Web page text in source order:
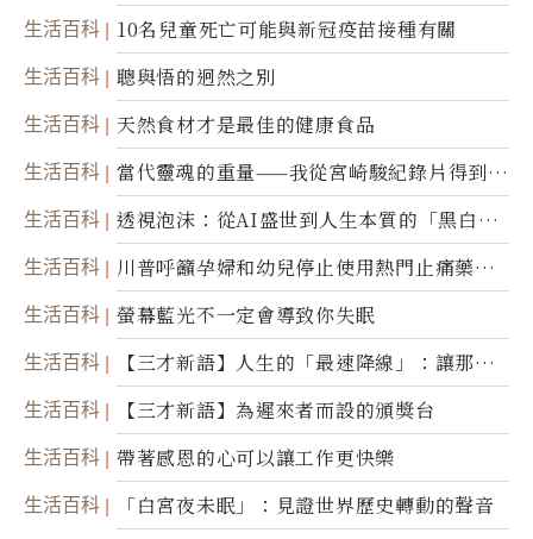
康產業前沿商品
生活百科 10名兒童死亡可能與新冠疫苗接種有關
生活百科 聰與悟的迥然之別
生活百科 天然食材才是最佳的健康食品
生活百科
當代靈魂的重量——我從宮崎駿紀錄片得到的
省思
生活百科
透視泡沫：從AI盛世到人生本質的「黑白一
瞬」
生活百科
川普呼籲孕婦和幼兒停止使用熱門止痛藥泰
諾
生活百科 螢幕藍光不一定會導致你失眠
生活百科
【三才新語】人生的「最速降線」：讓那道
光，帶你滑向自己
生活百科 【三才新語】為遲來者而設的頒獎台
生活百科 帶著感恩的心可以讓工作更快樂
生活百科 「白宮夜未眠」：見證世界歷史轉動的聲音